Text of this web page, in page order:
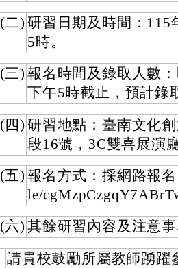
(二) 研習日期及時間：115
5時。
(三) 報名時間及錄取人數
下午5時截止，預計錄
(四) 研習地點：臺南文化
段16號，3C雙喜展演廳
(五) 報名方式：採網路報
le/
(六) 其餘研習內容及注意事
請貴校鼓勵所屬教師踴躍